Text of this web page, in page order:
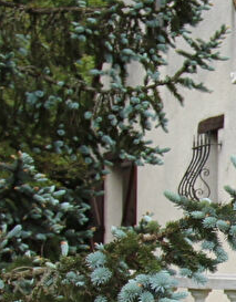
(État des Risques et